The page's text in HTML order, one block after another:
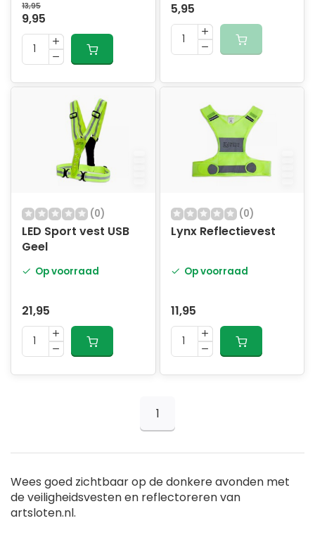
13,95
9,95
5,95
(0)
LED Sport vest USB
Geel
Op voorraad
21,95
(0)
Lynx Reflectievest
Op voorraad
11,95
1
Wees goed zichtbaar op de donkere avonden met
de veiligheidsvesten en reflectoreren van
artsloten.nl.